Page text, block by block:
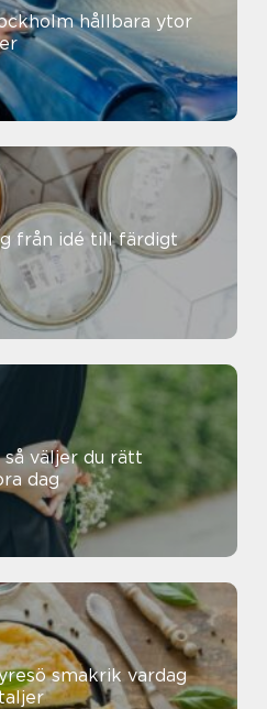
ytor
väljer du rätt
dag
vardag